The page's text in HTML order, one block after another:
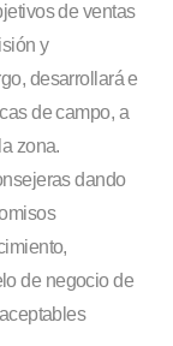
de ventas
y
desarrollará e
de campo, a
zona.
dando
de negocio de